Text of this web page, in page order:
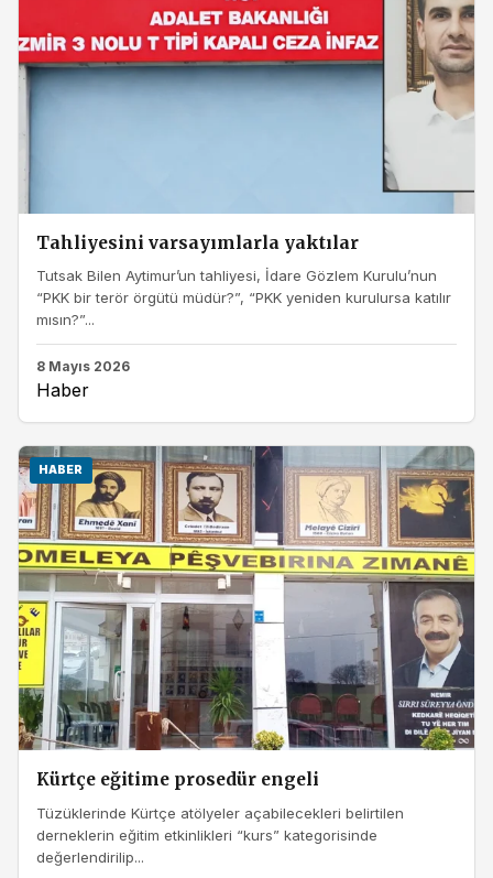
Tahliyesini varsayımlarla yaktılar
Tutsak Bilen Aytimur’un tahliyesi, İdare Gözlem Kurulu’nun
“PKK bir terör örgütü müdür?”, “PKK yeniden kurulursa katılır
mısın?”...
8 Mayıs 2026
Haber
HABER
Kürtçe eğitime prosedür engeli
Tüzüklerinde Kürtçe atölyeler açabilecekleri belirtilen
derneklerin eğitim etkinlikleri “kurs” kategorisinde
değerlendirilip...